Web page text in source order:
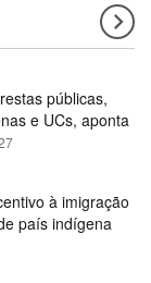
públicas,
e UCs, aponta
à imigração
país indígena